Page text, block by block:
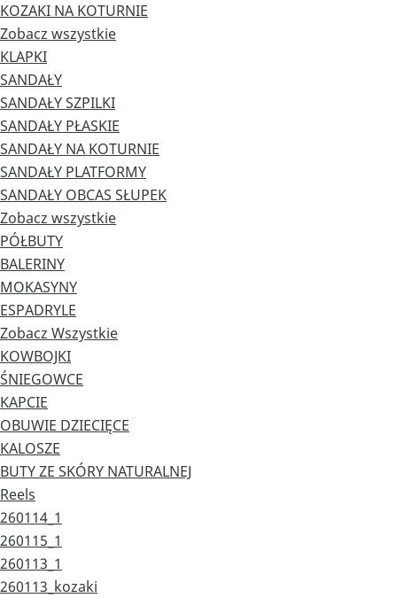
KOZAKI NA KOTURNIE
Zobacz wszystkie
KLAPKI
SANDAŁY
SANDAŁY SZPILKI
SANDAŁY PŁASKIE
SANDAŁY NA KOTURNIE
SANDAŁY PLATFORMY
SANDAŁY OBCAS SŁUPEK
Zobacz wszystkie
PÓŁBUTY
BALERINY
MOKASYNY
ESPADRYLE
Zobacz Wszystkie
KOWBOJKI
ŚNIEGOWCE
KAPCIE
OBUWIE DZIECIĘCE
KALOSZE
BUTY ZE SKÓRY NATURALNEJ
Reels
260114_1
260115_1
260113_1
260113_kozaki